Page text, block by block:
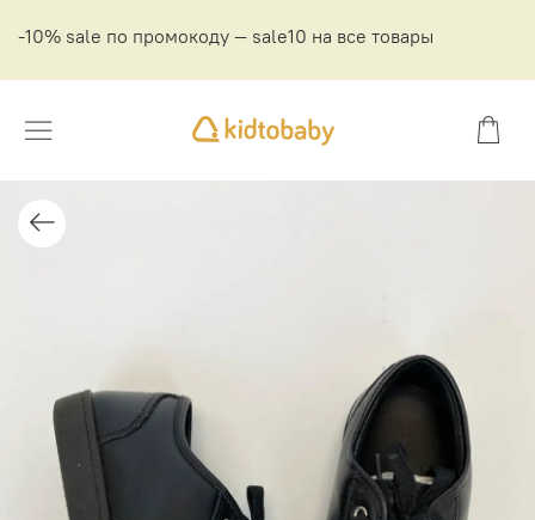
-10% sale по промокоду — sale10 на все товары